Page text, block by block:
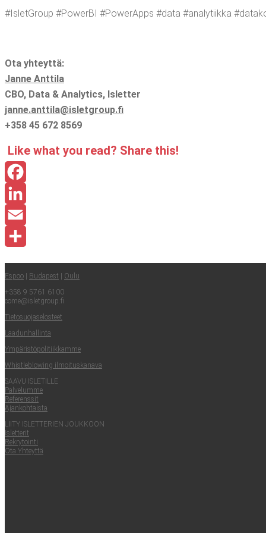
#IsletGroup #Power­BI #Powe­rApps #data #ana­ly­tiik­ka
Ota yhteyt­tä:
Jan­ne Ant­ti­la
CBO, Data & Ana­ly­tics, Islet­ter
janne.​anttila@​isletgroup.​fi
+358 45 672 8569
Like what you read? Sha­re this!
Facebook
LinkedIn
Email
Espoo | Buda­pest | Oulu
+358 9 5761 6100
come@​isletgroup.​fi
Tie­to­suo­ja­se­los­teet
Laa­dun­hal­lin­ta
Ympä­ris­tö­po­li­tiik­kam­me
Whist­le­blowing ilmoituskanava
SAA­VU ISLETILLE
Pal­ve­lum­me
Refe­rens­sit
Ajan­koh­tais­ta
LII­TY ISLET­TE­RIEN JOUKKOON
Islet­te­rit
Rek­ry­toin­ti
Ota Yhteyt­tä